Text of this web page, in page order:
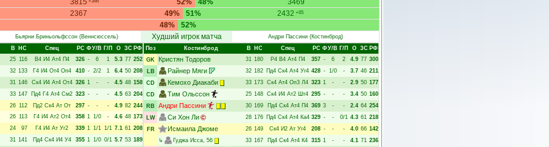
3815 52% 3469
48%
2367 49% 2432 +65
51%
48%
52%
Бьярни Бриньольфссон(Веннсюссель) Худший игрок матча Андри Пассини (Костинброд)
В НC Спец РC ФУ/В Г/П О ЗС РФ
25 116 В4 И4 Ат4 П4 326 - 6 1 5.3 77 252
32 133 Г4 И4 От4 Оп4 410 - 2/2 1 6.4 50 208
31 146 Ск4 И4 Ат4 От4 326 1 - - 4.5 48 158
33 147 Пд4 Г4 Ат4 См2 323 - - - 4.5 63 204
26 112 Пд2 Ск4 Ат От 297 - - - 4.9 82 244
26 113 Г4 И4 Ат2 От4 358 1 1/0 - 4.6 48 173
24 97 Г4 И4 Ат Уг2 339 1 1/1 1/1 7.1 61 208
31 141 Пд4 Ск4 И4 У4 355 1 1/0 0/1 5.7 53 189
Поз Костинброд В НC Спец РC ФУ/В Г/П О ЗС РФ
GK
Кристян Тодоров 31 180 Р4 В4 Ат4 П4 357 - 6 2 4.9 77 300
LB
Райнер Мяги 32 182 Пд4 Ск4 Ат4 Уг4 428 - 1/0 - 3.7 46 211
CD
Кемохо Диакаби 33 173 Ск4 Ат4 Оп3 Л4 323 1 - - 2.9 50 177
CD
Тим Ольссон 25 148 Ск4 И4 Ат2 Шт4 295 - - - 3.4 50 160
RB
Андри Пассини 30 169 Пд4 Ск4 Ат4 П4 369 3 - - 2.4 64 254
LW
Си Хон Ли 28 176 Пд4 Ск4 Ат4 Ка4 329 - - 0/1 4.3 61 218
FR
Исмаила Джоме 26 149 Ск4 И2 Ат Уг4 208 - - - 4.0 66 142
↳
Гуджа Исса, 56 33 167 Пд4 Ск4 Ат4 К4 315 1 - - 4.1 71 236